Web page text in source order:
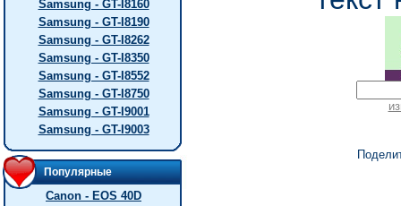
Samsung - GT-I8160
Samsung - GT-I8190
Samsung - GT-I8262
Samsung - GT-I8350
Samsung - GT-I8552
Samsung - GT-I8750
Samsung - GT-I9001
Samsung - GT-I9003
Популярные
Canon - EOS 40D